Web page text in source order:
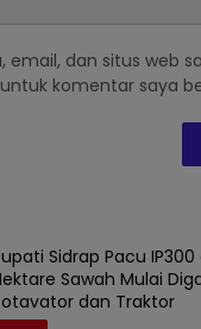
email, dan situs web
komentar saya
Sidrap Pacu IP300
Sawah Mulai
dan Traktor